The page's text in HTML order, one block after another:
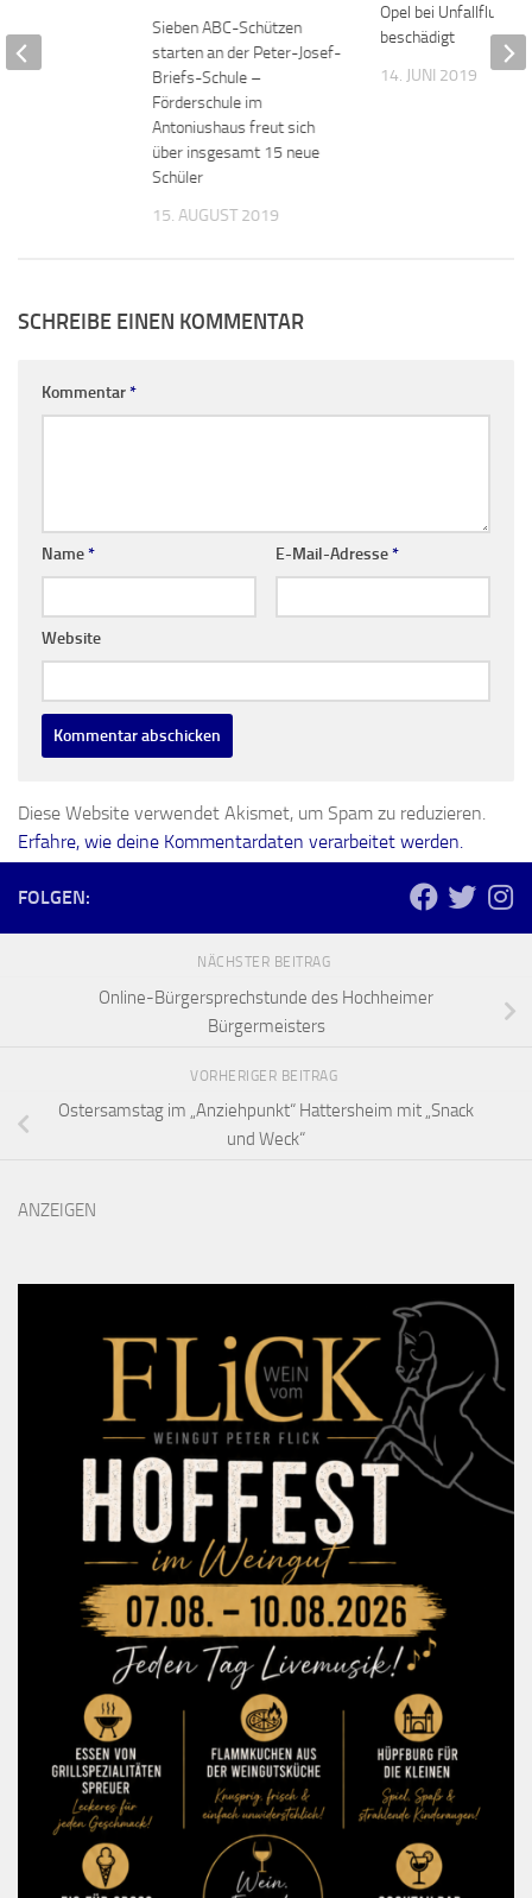
Sieben ABC-Schützen
starten an der Peter-Josef-
Briefs-Schule –
Förderschule im
Antoniushaus freut sich
über insgesamt 15 neue
Schüler
15. AUGUST 2019
Opel bei Unfallflucht
beschädigt
14. JUNI 2019
SCHREIBE EINEN KOMMENTAR
Kommentar*
Name* E-Mail-Adresse*
Website
Diese Website verwendet Akismet, um Spam zu reduzieren.
Erfahre, wie deine Kommentardaten verarbeitet werden.
FOLGEN:
NÄCHSTER BEITRAG
Online-Bürgersprechstunde des Hochheimer
Bürgermeisters
VORHERIGER BEITRAG
Ostersamstag im „Anziehpunkt“ Hattersheim mit „Snack
und Weck“
ANZEIGEN